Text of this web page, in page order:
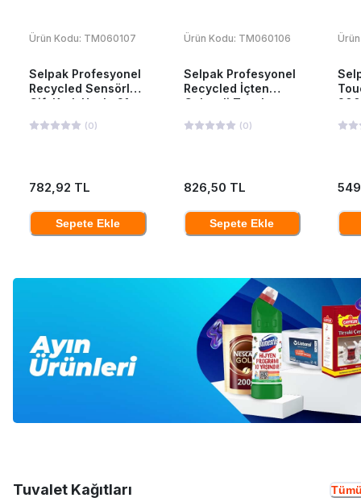
Ürün Kodu: TM060107
Selpak Profesyonel
Recycled Sensörlü
Çift Katlı Havlu 21
(0)
782,92 TL
Sepete Ekle
Ürün Kodu: TM060106
Selpak Profesyonel
Recycled İçten
Çekmeli Tuvalet
(0)
826,50 TL
Sepete Ekle
Tuvalet Kağıtları